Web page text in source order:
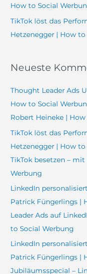
How to Social
TikTok löst das
Hetzenegger | How
Neueste
Thought Leader Ads
How to Social
Robert Heineke |
TikTok löst das
Hetzenegger | How
TikTok besetzen –
Werbung
LinkedIn
Patrick Füngerlings |
Leader Ads auf
to Social Werbung
LinkedIn
Patrick Füngerlings |
Jubiläumsspecial –